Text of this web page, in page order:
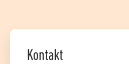
Kontakt